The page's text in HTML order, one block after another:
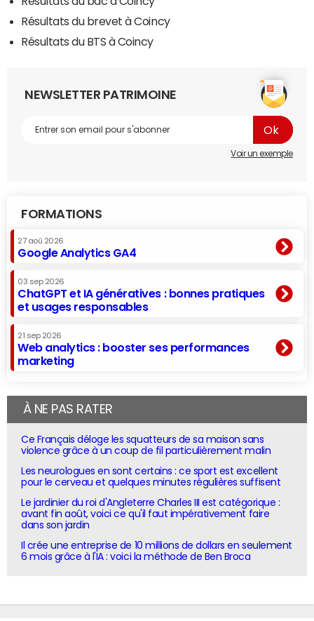
Résultats du brevet à Coincy
Résultats du BTS à Coincy
NEWSLETTER PATRIMOINE
Voir un exemple
FORMATIONS
27 aoû 2026
Google Analytics GA4
03 sep 2026
ChatGPT et IA génératives : bonnes pratiques
et usages responsables
21 sep 2026
Web analytics : booster ses performances
marketing
À NE PAS RATER
Ce Français déloge les squatteurs de sa maison sans
violence grâce à un coup de fil particulièrement malin
Les neurologues en sont certains : ce sport est excellent
pour le cerveau et quelques minutes régulières suffisent
Le jardinier du roi d'Angleterre Charles III est catégorique :
avant fin août, voici ce qu'il faut impérativement faire
dans son jardin
Il crée une entreprise de 10 millions de dollars en seulement
6 mois grâce à l'IA : voici la méthode de Ben Broca